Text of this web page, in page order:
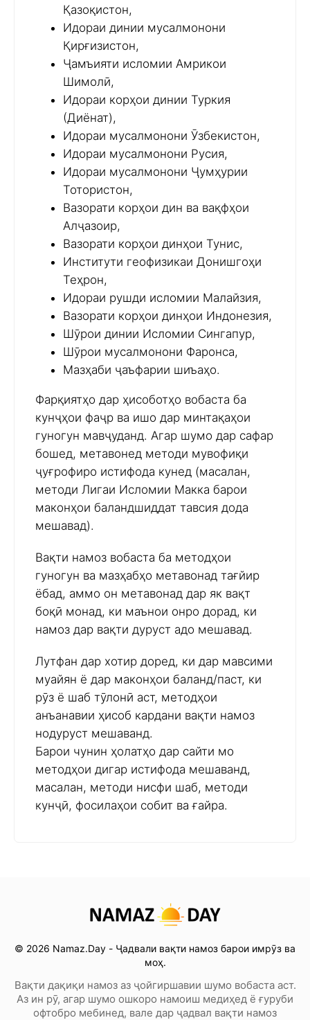
Қазоқистон,
Идораи динии мусалмонони
Қирғизистон,
Ҷамъияти исломии Амрикои
Шимолӣ,
Идораи корҳои динии Туркия
(Диёнат),
Идораи мусалмонони Ӯзбекистон,
Идораи мусалмонони Русия,
Идораи мусалмонони Ҷумҳурии
Тотористон,
Вазорати корҳои дин ва вақфҳои
Алҷазоир,
Вазорати корҳои динҳои Тунис,
Институти геофизикаи Донишгоҳи
Теҳрон,
Идораи рушди исломии Малайзия,
Вазорати корҳои динҳои Индонезия,
Шӯрои динии Исломии Сингапур,
Шӯрои мусалмонони Фаронса,
Мазҳаби ҷаъфарии шиъаҳо.
Фарқиятҳо дар ҳисоботҳо вобаста ба
кунҷҳои фаҷр ва ишо дар минтақаҳои
гуногун мавҷуданд. Агар шумо дар сафар
бошед, метавонед методи мувофиқи
ҷуғрофиро истифода кунед (масалан,
методи Лигаи Исломии Макка барои
маконҳои баландшиддат тавсия дода
мешавад).
Вақти намоз вобаста ба методҳои
гуногун ва мазҳабҳо метавонад тағйир
ёбад, аммо он метавонад дар як вақт
боқӣ монад, ки маънои онро дорад, ки
намоз дар вақти дуруст адо мешавад.
Лутфан дар хотир доред, ки дар мавсими
муайян ё дар маконҳои баланд/паст, ки
рӯз ё шаб тӯлонӣ аст, методҳои
анъанавии ҳисоб кардани вақти намоз
нодуруст мешаванд.
Барои чунин ҳолатҳо дар сайти мо
методҳои дигар истифода мешаванд,
масалан, методи нисфи шаб, методи
кунҷӣ, фосилаҳои собит ва ғайра.
© 2026 Namaz.Day - Ҷадвали вақти намоз барои имрӯз ва
моҳ.
Вақти дақиқи намоз аз ҷойгиршавии шумо вобаста аст.
Аз ин рӯ, агар шумо ошкоро намоиш медиҳед ё ғуруби
офтобро мебинед, вале дар ҷадвал вақти намоз